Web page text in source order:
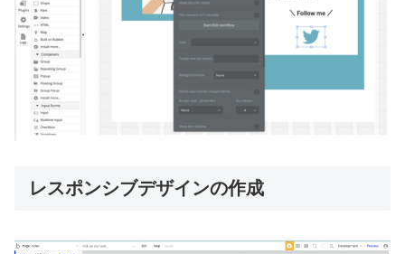
レスポンシブデザインの作成